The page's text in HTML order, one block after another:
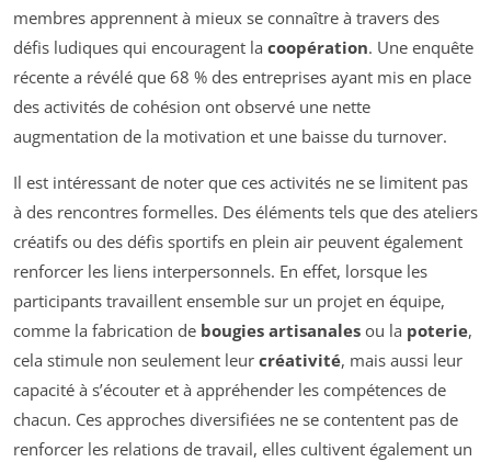
membres apprennent à mieux se connaître à travers des
défis ludiques qui encouragent la coopération. Une enquête
récente a révélé que 68 % des entreprises ayant mis en place
des activités de cohésion ont observé une nette
augmentation de la motivation et une baisse du turnover.
Il est intéressant de noter que ces activités ne se limitent pas
à des rencontres formelles. Des éléments tels que des ateliers
créatifs ou des défis sportifs en plein air peuvent également
renforcer les liens interpersonnels. En effet, lorsque les
participants travaillent ensemble sur un projet en équipe,
comme la fabrication de bougies artisanales ou la poterie,
cela stimule non seulement leur créativité, mais aussi leur
capacité à s’écouter et à appréhender les compétences de
chacun. Ces approches diversifiées ne se contentent pas de
renforcer les relations de travail, elles cultivent également un